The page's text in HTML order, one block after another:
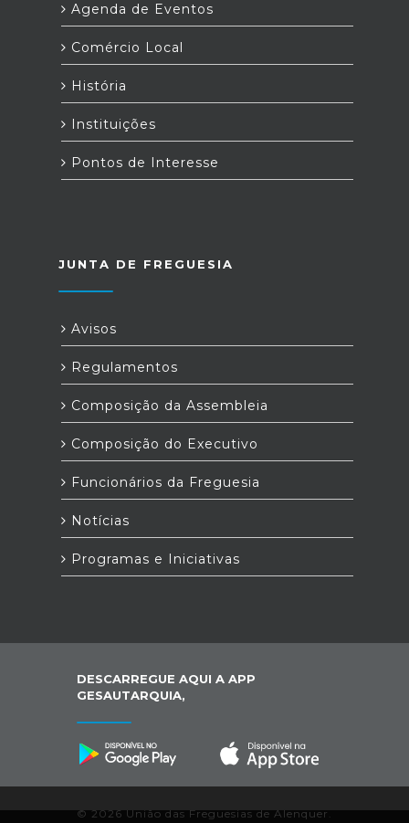
Agenda de Eventos
Comércio Local
História
Instituições
Pontos de Interesse
JUNTA DE FREGUESIA
Avisos
Regulamentos
Composição da Assembleia
Composição do Executivo
Funcionários da Freguesia
Notícias
Programas e Iniciativas
DESCARREGUE AQUI A APP
GESAUTARQUIA,
© 2026 União das Freguesias de Alenquer.